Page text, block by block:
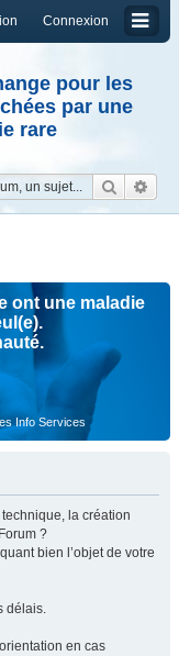
Connexion
pour les
par une
rare
ont une maladie
Info Services
la création
?
bien l’objet de votre
délais.
en cas